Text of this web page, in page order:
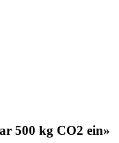
500 kg CO2 ein»